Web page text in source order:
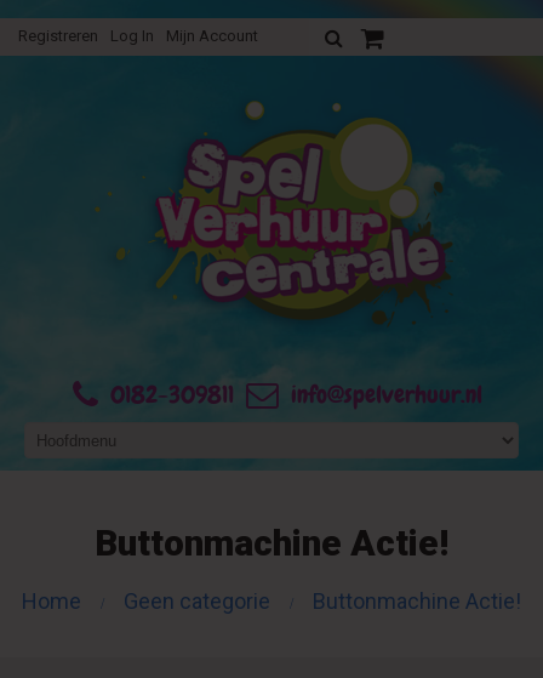
Registreren Log In Mijn Account
0182-309811 info@spelverhuur.nl
Buttonmachine Actie!
Home Geen categorie Buttonmachine Actie!